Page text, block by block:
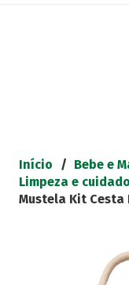
Início / Bebe e
Limpeza e
Mustela Kit Cesta